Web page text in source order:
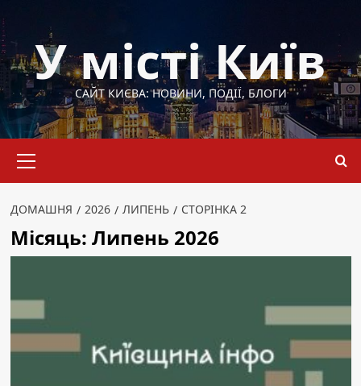
до
вмістуУ місті Київ
САЙТ КИЄВА: НОВИНИ, ПОДІЇ, БЛОГИ
меню
ДОМАШНЯ 2026 ЛИПЕНЬ СТОРІНКА 2
Місяць: Липень 2026